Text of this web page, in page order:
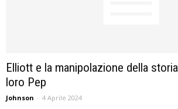
Elliott e la manipolazione della
loro Pep
Johnson - 4 Aprile 2024